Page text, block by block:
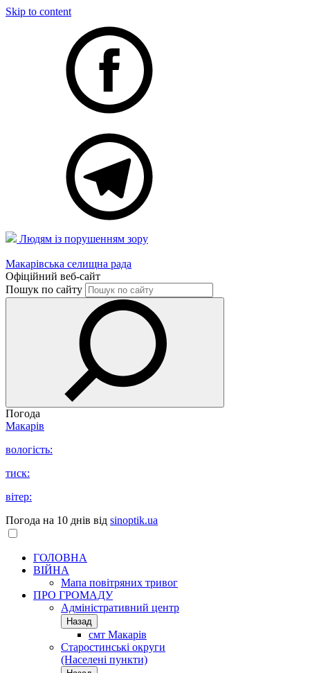
Skip to content
Людям із порушенням зору
Макарівська селищна рада
Офіційний веб-сайт
Пошук по сайту
Погода
Макарів
вологість:
тиск:
вітер:
Погода на 10 днів від sinoptik.ua
ГОЛОВНА
ВІЙНА
Мапа повітряних тривог
ПРО ГРОМАДУ
Aдміністративний центр
Назад
смт Макарів
Старостинські округи
(Населені пункти)